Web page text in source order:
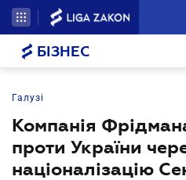
БІЗНЕС
Галузі
Компанія
проти України
націоналізацію